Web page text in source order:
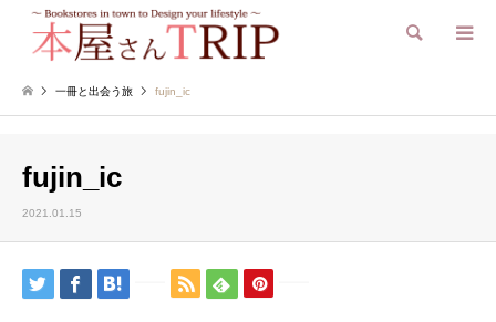
検索
一冊と出会う旅 fujin_ic
fujin_ic
2021.01.15